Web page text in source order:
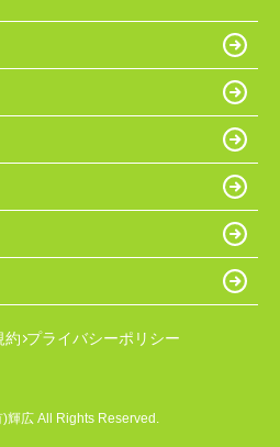
約 プライバシーポリシー
輝広 All Rights Reserved.